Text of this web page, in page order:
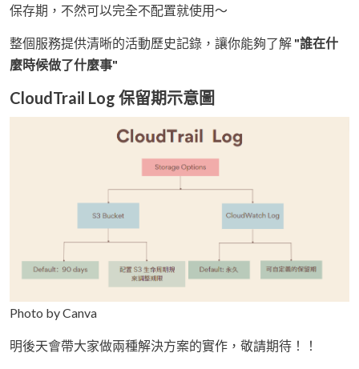
保存期，不然可以完全不配置就使用～
整個服務提供清晰的活動歷史記錄，讓你能夠了解 "誰在什
麼時候做了什麼事"
CloudTrail Log 保留期示意圖
Photo by Canva
明後天會帶大家做兩種解決方案的實作，敬請期待！！